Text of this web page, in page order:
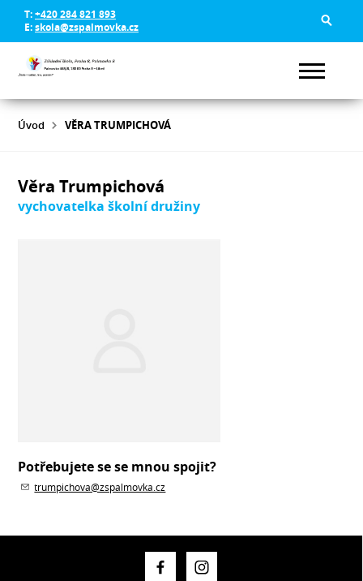
T:+420 284 821 893
E:skola@zspalmovka.cz
Úvod VĚRA TRUMPICHOVÁ
Věra Trumpichová
vychovatelka školní družiny
Potřebujete se se mnou spojit?
trumpichova@zspalmovka.cz